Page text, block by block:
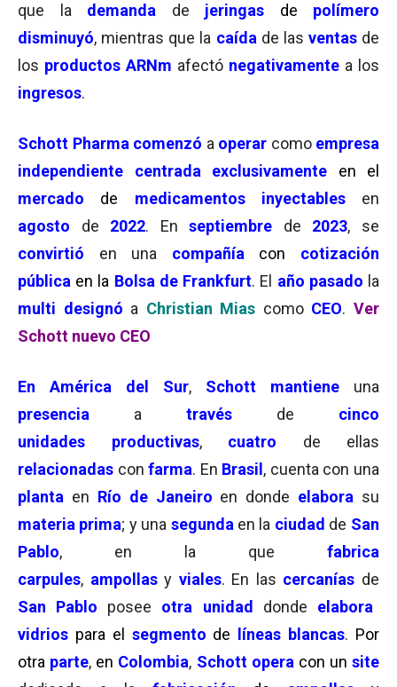
que la demanda de jeringas de polímero
disminuyó, mientras que la caída de las ventas de
los productos ARNm afectó negativamente a los
ingresos.
Schott Pharma comenzó a operar comoempresa
independiente
centrada exclusivamente en el
mercado de medicamentos inyectables en
agosto de 2022. Enseptiembre de 2023, se
convirtió
en una compañía con cotización
pública en la Bolsa de Frankfurt. El año pasado la
multi designó a Christian Mias como CEO.Ver
Schott nuevo CEO
En América del Sur, Schott mantiene una
presencia a través de cinco
unidades productivas, cuatro de ellas
relacionadas con farma. En Brasil , cuenta con una
planta en Río de Janeiro en donde elabora su
materia prima; y una segunda en la ciudad de San
Pablo, en la que fabrica
carpules, ampollasy viales. En las cercanías de
San Pablo posee otra unidad donde elabora
vidrios para el segmento de líneas blancas. Por
otra parte, en Colombia, Schott opera con un site